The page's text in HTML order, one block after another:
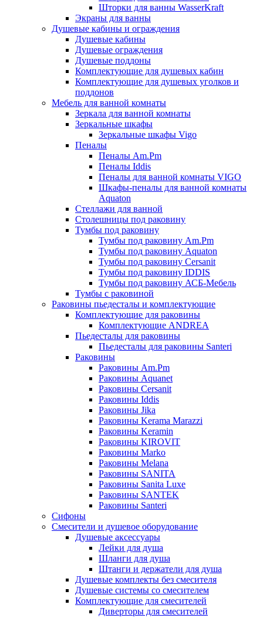
Шторки для ванны WasserKraft
Экраны для ванны
Душевые кабины и ограждения
Душевые кабины
Душевые ограждения
Душевые поддоны
Комплектующие для душевых кабин
Комплектующие для душевых уголков и
поддонов
Мебель для ванной комнаты
Зеркала для ванной комнаты
Зеркальные шкафы
Зеркальные шкафы Vigo
Пеналы
Пеналы Am.Pm
Пеналы Iddis
Пеналы для ванной комнаты VIGO
Шкафы-пеналы для ванной комнаты
Aquaton
Стеллажи для ванной
Столешницы под раковину
Тумбы под раковину
Тумбы под раковину Am.Pm
Тумбы под раковину Aquaton
Тумбы под раковину Cersanit
Тумбы под раковину IDDIS
Тумбы под раковину АСБ-Мебель
Тумбы с раковиной
Раковины пьедесталы и комплектующие
Комплектующие для раковины
Комплектующие ANDREA
Пьедесталы для раковины
Пьедесталы для раковины Santeri
Раковины
Раковины Am.Pm
Раковины Aquanet
Раковины Cersanit
Раковины Iddis
Раковины Jika
Раковины Kerama Marazzi
Раковины Keramin
Раковины KIROVIT
Раковины Marko
Раковины Melana
Раковины SANITA
Раковины Sanita Luxe
Раковины SANTEK
Раковины Santeri
Сифоны
Смесители и душевое оборудование
Душевые аксессуары
Лейки для душа
Шланги для душа
Штанги и держатели для душа
Душевые комплекты без смесителя
Душевые системы со смесителем
Комплектующие для смесителей
Диверторы для смесителей